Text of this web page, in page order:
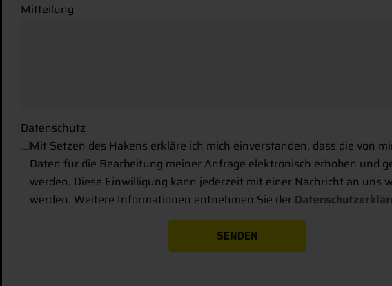
Mitteilung
Datenschutz
Mit Setzen des Hakens erkläre ich mich einverstanden, dass die von
Daten für die Bearbeitung meiner Anfrage elektronisch erhoben und
werden. Diese Einwilligung kann jederzeit mit einer Nachricht an uns
werden. Weitere Informationen entnehmen Sie der